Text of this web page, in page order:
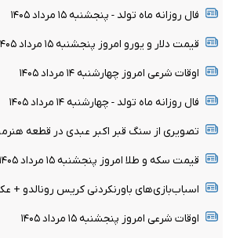
فال روزانه ماه تولد - پنجشنبه ۱۵ مرداد ۱۴۰۵
قیمت دلار و یورو امروز پنجشنبه ۱۵ مرداد ۱۴۰۵ + جدول
اوقات شرعی امروز چهارشنبه ۱۴ مرداد ۱۴۰۵
فال روزانه ماه تولد - چهارشنبه ۱۴ مرداد ۱۴۰۵
تصویری از سنگ قبر اکبر عبدی در قطعه
قیمت سکه و طلا امروز پنجشنبه ۱۵ مرداد ۱۴۰۵ + جدول
اسباب‌بازی‌های باورنکردنی کریس رونالدو +
اوقات شرعی امروز پنجشنبه ۱۵ مرداد ۱۴۰۵